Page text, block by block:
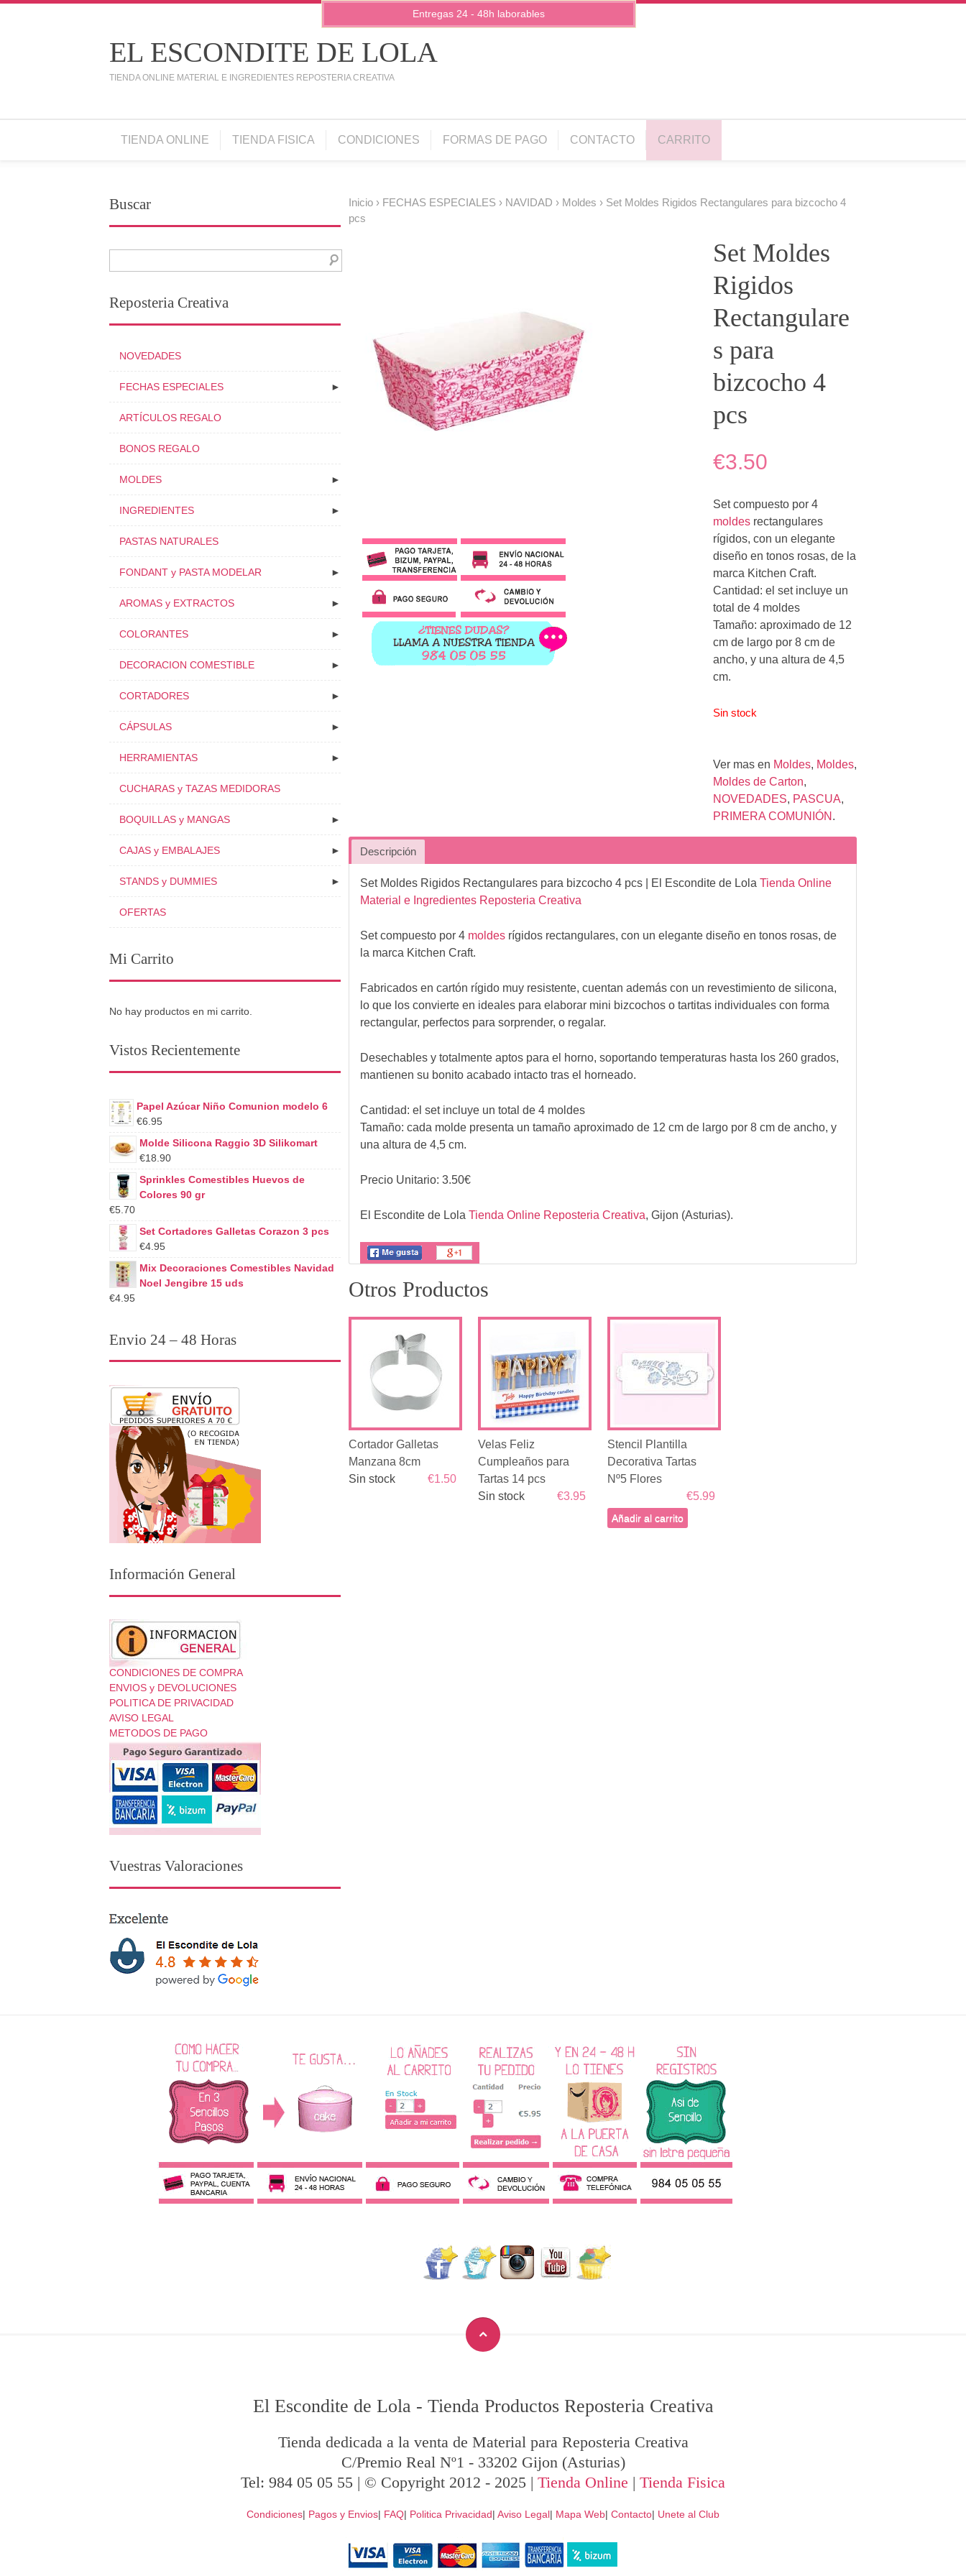
EL ESCONDITE DE LOLA
TIENDA ONLINE MATERIAL E INGREDIENTES REPOSTERIA CREATIVA
TIENDA ONLINE TIENDA FISICA CONDICIONES FORMAS DE PAGO CONTACTO CARRITO
Inicio› FECHAS ESPECIALES› NAVIDAD › Moldes › Set Moldes Rigidos Rectangulares para bizcocho 4
pcs
Set Moldes
Rigidos
Rectangulare
s para
bizcocho 4
pcs
€3.50
Set compuesto por 4
moldes rectangulares
rígidos, con un elegante
diseño en tonos rosas, de la
marca Kitchen Craft.
Cantidad: el set incluye un
total de 4 moldes
Tamaño: aproximado de 12
cm de largo por 8 cm de
ancho, y una altura de 4,5
cm.
Sin stock
Ver mas en Moldes, Moldes,
Moldes de Carton,
NOVEDADES, PASCUA,
PRIMERA COMUNIÓN .
Descripción
Set Moldes Rigidos Rectangulares para bizcocho 4 pcs| El Escondite de Lola Tienda Online
Material e Ingredientes Reposteria Creativa
Set compuesto por 4 moldesrígidos rectangulares, con un elegante diseño en tonos rosas, de
la marca Kitchen Craft.
Fabricados en cartón rígido muy resistente, cuentan además con un revestimiento de silicona,
lo que los convierte en ideales para elaborar mini bizcochos o tartitas individuales con forma
rectangular, perfectos para sorprender, o regalar.
Desechables y totalmente aptos para el horno, soportando temperaturas hasta los 260 grados,
mantienen su bonito acabado intacto tras el horneado.
Cantidad: el set incluye un total de 4 moldes
Tamaño: cada molde presenta un tamaño aproximado de 12 cm de largo por 8 cm de ancho, y
una altura de 4,5 cm.
Precio Unitario: 3.50€
El Escondite de Lola Tienda Online Reposteria Creativa, Gijon (Asturias).
Otros Productos
Cortador Galletas
Manzana 8cm
€1.50
Sin stock
Velas Feliz
Cumpleaños para
Tartas 14 pcs
€3.95
Sin stock
Stencil Plantilla
Decorativa Tartas
Nº5 Flores
€5.99
Añadir al carrito
Buscar
Reposteria Creativa
NOVEDADES
►
FECHAS ESPECIALES
ARTÍCULOS REGALO
BONOS REGALO
►
MOLDES
►
INGREDIENTES
PASTAS NATURALES
►
FONDANT y PASTA MODELAR
►
AROMAS y EXTRACTOS
►
COLORANTES
►
DECORACION COMESTIBLE
►
CORTADORES
►
CÁPSULAS
►
HERRAMIENTAS
CUCHARAS y TAZAS MEDIDORAS
►
BOQUILLAS y MANGAS
►
CAJAS y EMBALAJES
►
STANDS y DUMMIES
OFERTAS
Mi Carrito
No hay productos en mi carrito.
Vistos Recientemente
Papel Azúcar Niño Comunion modelo 6
€6.95
Molde Silicona Raggio 3D Silikomart
€18.90
Sprinkles Comestibles Huevos de
Colores 90 gr
€5.70
Set Cortadores Galletas Corazon 3 pcs
€4.95
Mix Decoraciones Comestibles Navidad
Noel Jengibre 15 uds
€4.95
Envio 24 – 48 Horas
Información General
CONDICIONES DE COMPRA
ENVIOS y DEVOLUCIONES
POLITICA DE PRIVACIDAD
AVISO LEGAL
METODOS DE PAGO
Vuestras Valoraciones
El Escondite de Lola - Tienda Productos Reposteria Creativa
Tienda dedicada a la venta de Material para Reposteria Creativa
C/Premio Real Nº1 - 33202 Gijon (Asturias)
Tel: 984 05 05 55 | © Copyright 2012 - 2025 | Tienda Online | Tienda Fisica
Condiciones| Pagos y Envios| FAQ| Politica Privacidad| Aviso Legal| Mapa Web| Contacto| Unete al Club
Entregas 24 - 48h laborables